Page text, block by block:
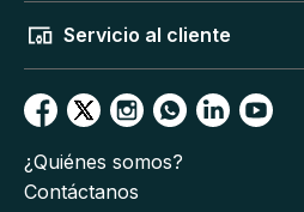
Servicio al cliente
¿Quiénes somos?
Contáctanos